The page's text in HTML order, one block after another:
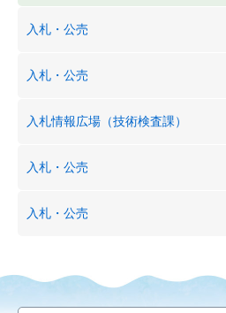
入札・公売
入札・公売
入札情報広場（技術検査課）
入札・公売
入札・公売